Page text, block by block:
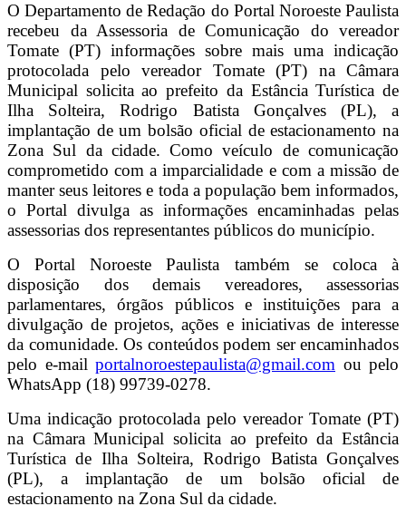
O Departamento de Redação do Portal Noroeste Paulista
recebeu da Assessoria de Comunicação do vereador
Tomate (PT) informações sobre mais uma indicação
protocolada pelo vereador Tomate (PT) na Câmara
Municipal solicita ao prefeito da Estância Turística de
Ilha Solteira, Rodrigo Batista Gonçalves (PL), a
implantação de um bolsão oficial de estacionamento na
Zona Sul da cidade. Como veículo de comunicação
comprometido com a imparcialidade e com a missão de
manter seus leitores e toda a população bem informados,
o Portal divulga as informações encaminhadas pelas
assessorias dos representantes públicos do município.
O Portal Noroeste Paulista também se coloca à
disposição dos demais vereadores, assessorias
parlamentares, órgãos públicos e instituições para a
divulgação de projetos, ações e iniciativas de interesse
da comunidade. Os conteúdos podem ser encaminhados
pelo e-mail portalnoroestepaulista@gmail.com ou pelo
WhatsApp (18) 99739-0278.
Uma indicação protocolada pelo vereador Tomate (PT)
na Câmara Municipal solicita ao prefeito da Estância
Turística de Ilha Solteira, Rodrigo Batista Gonçalves
(PL), a implantação de um bolsão oficial de
estacionamento na Zona Sul da cidade.